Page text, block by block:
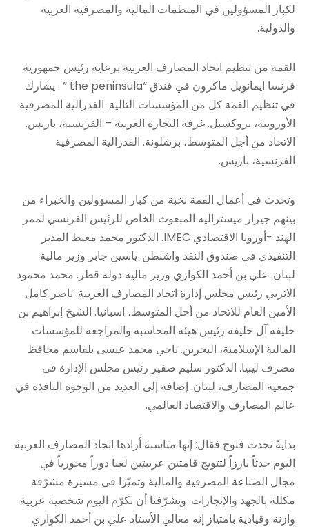
لكبار المسؤولين في المنظمات المالية والمصرفية العربية
والدولية.
القمة من تنظيم اتحاد المصارف العربية برعاية رئيس جمهورية
فرنسا ايمانويل ماكرون في فندق “the peninsula ” . يشارك
في تنظيم القمة كل من المؤسسات التالية: الفدرالية المصرفية
الأوروبية، بروكسيل. غرفة التجارة العربية – الفرنسية، باريس.
الاتحاد من أجل المتوسط، برشلونة. الفدرالية المصرفية
الفرنسية، باريس.
وتحدث في أعمال القمة نخبة من كبار المسؤولين والخبراء من
بينهم جيرار ميستراليه المبعوث الخاص للرئيس الفرنسي لممر
الهند -أوروبا الاقتصادي IMEC. الدكتور محمد معيط المدير
التنفيذي في صندوق النقد واشنطن. ياسين جابر وزير مالية
لبنان. علي بن أحمد الكواري وزير مالية دولة قطر. محمد محمود
الاتربي رئيس مجلس إدارة اتحاد المصارف العربية. ناصر كامل
الأمين العام للاتحاد من أجل المتوسط، اسبانيا. الشيخ إبراهيم بن
خليفة آل خليفة رئيس هيئة المحاسبة والمراجعة للمؤسسات
المالية الإسلامية، البحرين. ناجي محمد عيسى بلقاسم محافظ
مصرف ليبيا. الدكتور سليم صفير رئيس مجلس الإدارة في
جمعية المصارف، لبنان. إضافه إلى العديد من الوجوه النافذة في
عالم المصارف والاقتصاد العالمي.
بدايةً تحدث فتوح فقال: إنها مناسبة أرادها اتحاد المصارف العربية
اليوم حدثاً بارزاً لتتويج قامتين عربيتين لعبا دوراً محورياً في
مجال الصناعة المصرفية والمالية وتميّزا في مسيرة مشرّفة
مكللة بالجهد والإنجازات. ويشرّفنا أن نكرّم اليوم شخصية عربية
وازنة وقيادية بامتياز إنه معالي الأستاذ علي بن أحمد الكواري